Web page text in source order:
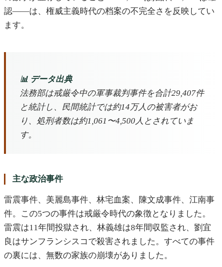
認——は、権威主義時代の档案の不完全さを反映してい
ます。
📊 データ出典
法務部は戒厳令中の軍事裁判事件を合計29,407件
と統計し、民間統計では約14万人の被害者がお
り、処刑者数は約1,061〜4,500人とされていま
す。
主な政治事件
雷震事件、美麗島事件、林宅血案、陳文成事件、江南事
件。この5つの事件は戒厳令時代の象徴となりました。
雷震は11年間投獄され、林義雄は8年間収監され、劉宜
良はサンフランシスコで殺害されました。すべての事件
の裏には、無数の家族の崩壊がありました。